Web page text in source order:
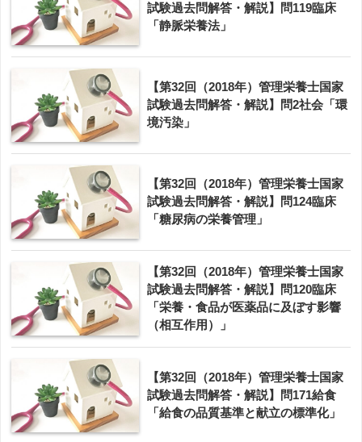
試験過去問解答・解説】問119臨床
「静脈栄養法」
【第32回（2018年）管理栄養士国家
試験過去問解答・解説】問2社会「環
境汚染」
【第32回（2018年）管理栄養士国家
試験過去問解答・解説】問124臨床
「糖尿病の栄養管理」
【第32回（2018年）管理栄養士国家
試験過去問解答・解説】問120臨床
「栄養・食品が医薬品に及ぼす影響
（相互作用）」
【第32回（2018年）管理栄養士国家
試験過去問解答・解説】問171給食
「給食の品質基準と献立の標準化」